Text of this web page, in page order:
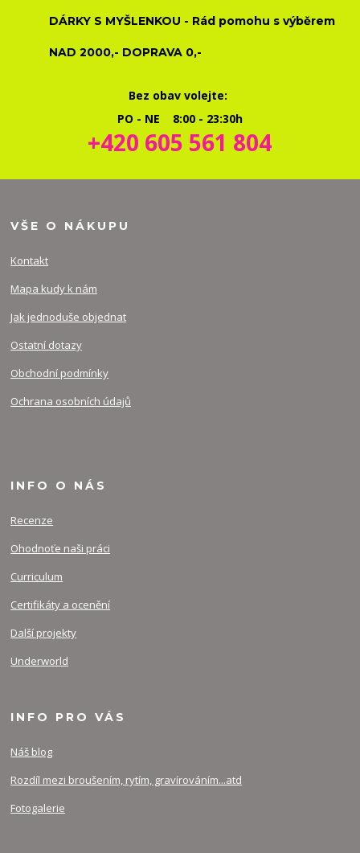
DÁRKY S MYŠLENKOU - Rád pomohu s výběrem
NAD 2000,- DOPRAVA 0,-
Bez obav volejte:
PO - NE 8:00 - 23:30h
+420 605 561 804
VŠE O NÁKUPU
Kontakt
Mapa kudy k nám
Jak jednoduše objednat
Ostatní dotazy
Obchodní podmínky
Ochrana osobních údajů
INFO O NÁS
Recenze
Ohodnoťe naši práci
Curriculum
Certifikáty a ocenění
Další projekty
Underworld
INFO PRO VÁS
Náš blog
Rozdíl mezi broušením, rytím, gravírováním...atd
Fotogalerie